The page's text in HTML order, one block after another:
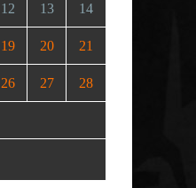
12 13 14
19 20 21
26 27 28